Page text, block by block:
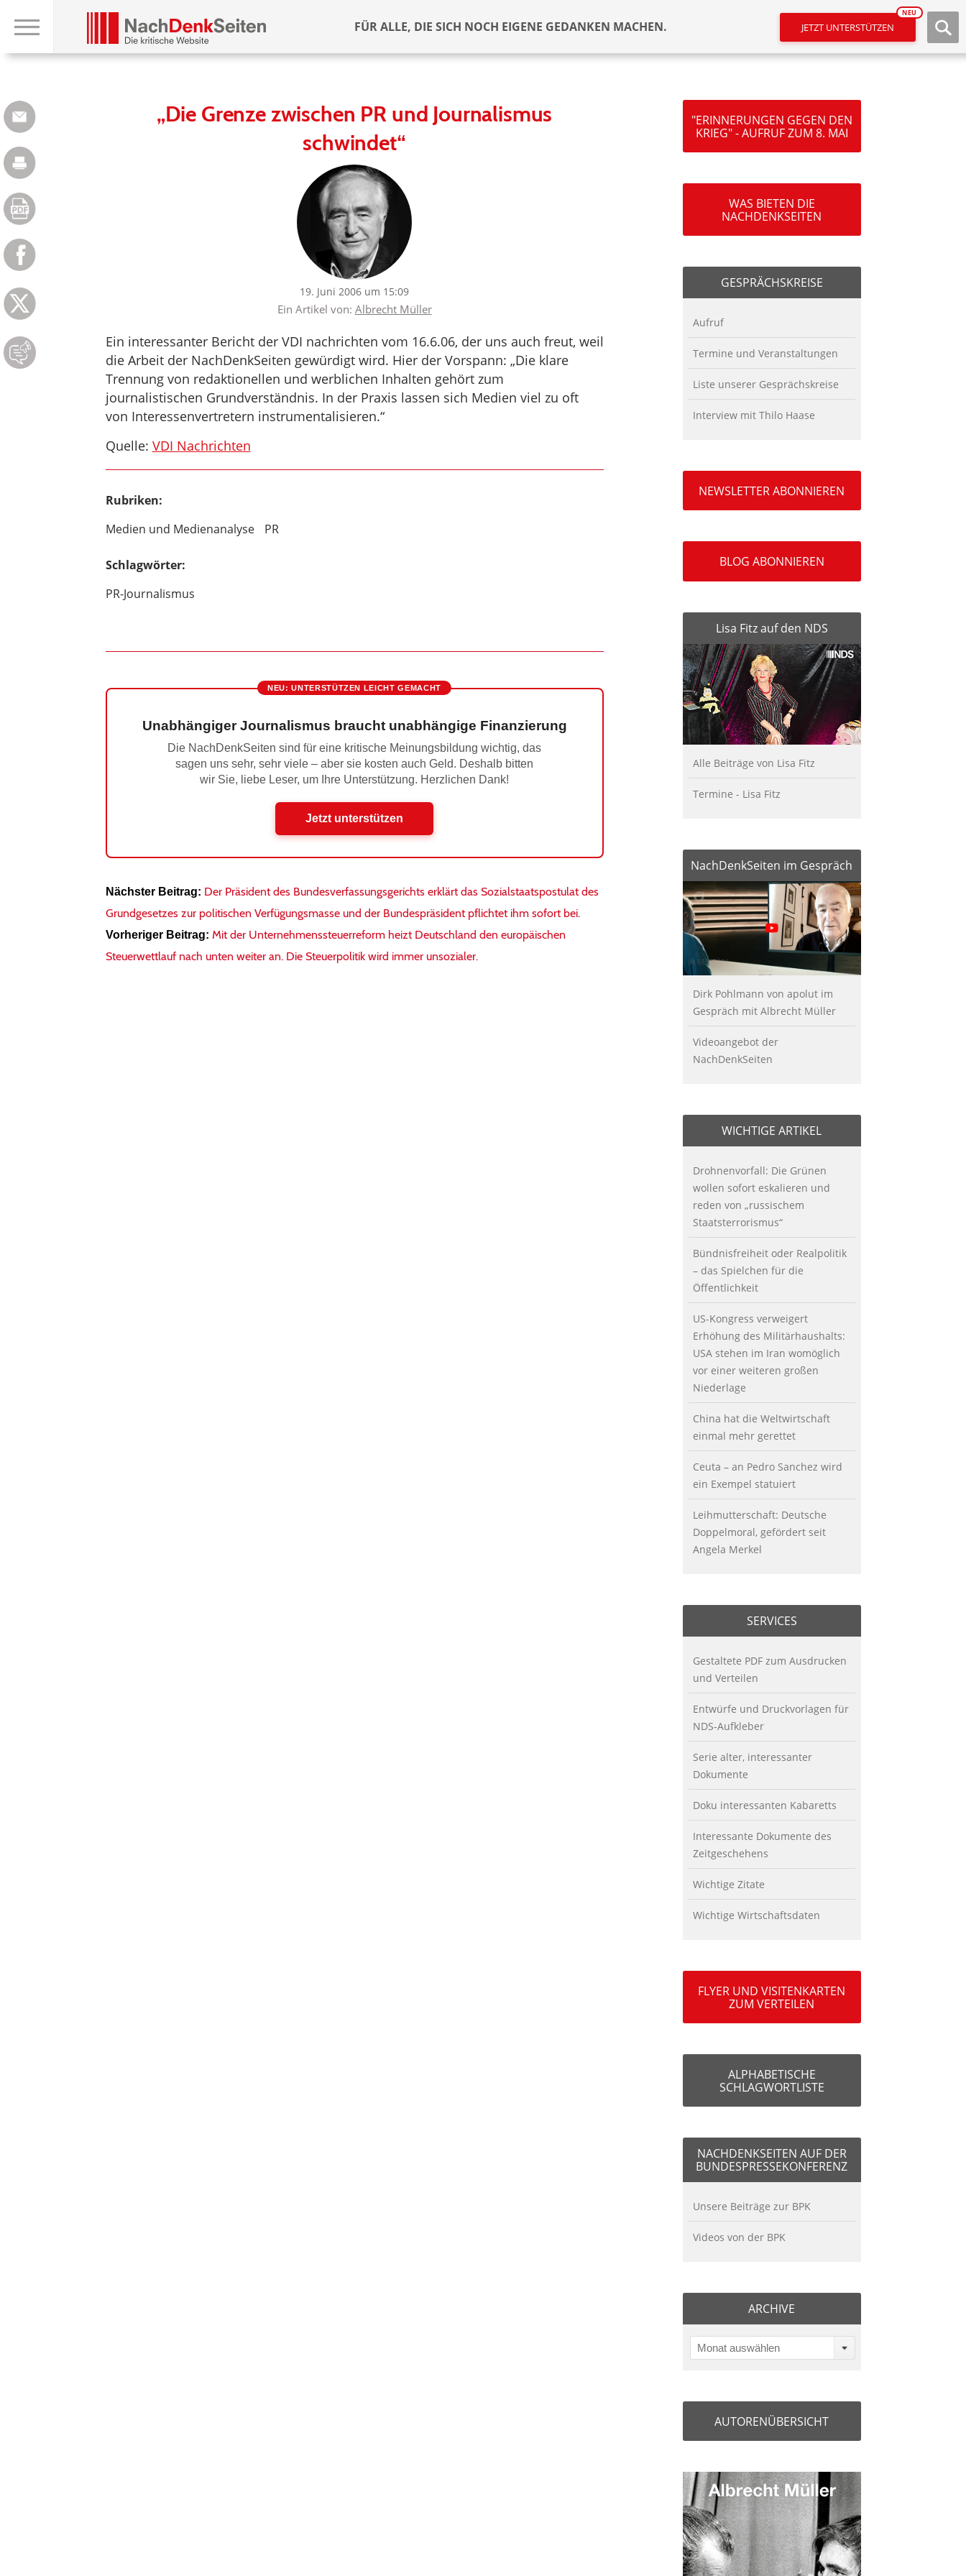
FÜR ALLE, DIE SICH NOCH EIGENE GEDANKEN MACHEN. JETZT UNTERSTÜTZEN
NEU
„Die Grenze zwischen PR und Journalismus
schwindet“
19. Juni 2006 um 15:09
Ein Artikel von: Albrecht Müller
Ein interessanter Bericht der VDI nachrichten vom 16.6.06, der uns auch freut, weil
die Arbeit der NachDenkSeiten gewürdigt wird. Hier der Vorspann: „Die klare
Trennung von redaktionellen und werblichen Inhalten gehört zum
journalistischen Grundverständnis. In der Praxis lassen sich Medien viel zu oft
von Interessenvertretern instrumentalisieren.“
Quelle: VDI Nachrichten
Rubriken:
Medien und Medienanalyse
PR
Schlagwörter:
PR-Journalismus
NEU: UNTERSTÜTZEN LEICHT GEMACHT
Unabhängiger Journalismus braucht unabhängige Finanzierung
Die NachDenkSeiten sind für eine kritische Meinungsbildung wichtig, das
sagen uns sehr, sehr viele – aber sie kosten auch Geld. Deshalb bitten
wir Sie, liebe Leser, um Ihre Unterstützung. Herzlichen Dank!
Jetzt unterstützen
Nächster Beitrag: Der Präsident des Bundesverfassungsgerichts erklärt das Sozialstaatspostulat des
Grundgesetzes zur politischen Verfügungsmasse und der Bundespräsident pflichtet ihm sofort bei.
Vorheriger Beitrag: Mit der Unternehmenssteuerreform heizt Deutschland den europäischen
Steuerwettlauf nach unten weiter an. Die Steuerpolitik wird immer unsozialer.
"ERINNERUNGEN GEGEN DEN
KRIEG" - AUFRUF ZUM 8. MAI
WAS BIETEN DIE
NACHDENKSEITEN
GESPRÄCHSKREISE
Aufruf
Termine und Veranstaltungen
Liste unserer Gesprächskreise
Interview mit Thilo Haase
NEWSLETTER ABONNIEREN
BLOG ABONNIEREN
Lisa Fitz auf den NDS
Alle Beiträge von Lisa Fitz
Termine - Lisa Fitz
NachDenkSeiten im Gespräch
Dirk Pohlmann von apolut im
Gespräch mit Albrecht Müller
Videoangebot der
NachDenkSeiten
WICHTIGE ARTIKEL
Drohnenvorfall: Die Grünen
wollen sofort eskalieren und
reden von „russischem
Staatsterrorismus“
Bündnisfreiheit oder Realpolitik
– das Spielchen für die
Öffentlichkeit
US-Kongress verweigert
Erhöhung des Militärhaushalts:
USA stehen im Iran womöglich
vor einer weiteren großen
Niederlage
China hat die Weltwirtschaft
einmal mehr gerettet
Ceuta – an Pedro Sanchez wird
ein Exempel statuiert
Leihmutterschaft: Deutsche
Doppelmoral, gefördert seit
Angela Merkel
SERVICES
Gestaltete PDF zum Ausdrucken
und Verteilen
Entwürfe und Druckvorlagen für
NDS-Aufkleber
Serie alter, interessanter
Dokumente
Doku interessanten Kabaretts
Interessante Dokumente des
Zeitgeschehens
Wichtige Zitate
Wichtige Wirtschaftsdaten
FLYER UND VISITENKARTEN
ZUM VERTEILEN
ALPHABETISCHE
SCHLAGWORTLISTE
NACHDENKSEITEN AUF DER
BUNDESPRESSEKONFERENZ
Unsere Beiträge zur BPK
Videos von der BPK
ARCHIVE
Monat auswählen
AUTORENÜBERSICHT